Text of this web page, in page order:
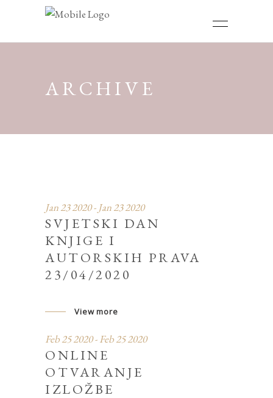
ARCHIVE
Jan 23 2020 - Jan 23 2020
SVJETSKI DAN
KNJIGE I
AUTORSKIH PRAVA
23/04/2020
View more
Feb 25 2020 - Feb 25 2020
ONLINE
OTVARANJE
IZLOŽBE